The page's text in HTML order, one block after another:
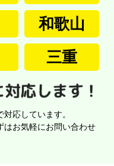
和歌山
三重
応しています。
はお気軽にお問い合わせ